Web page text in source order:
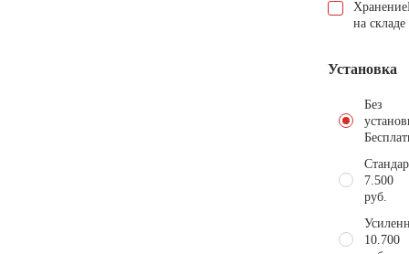
Хранение
на складе
Установка
Без
7.500
руб.
10.700